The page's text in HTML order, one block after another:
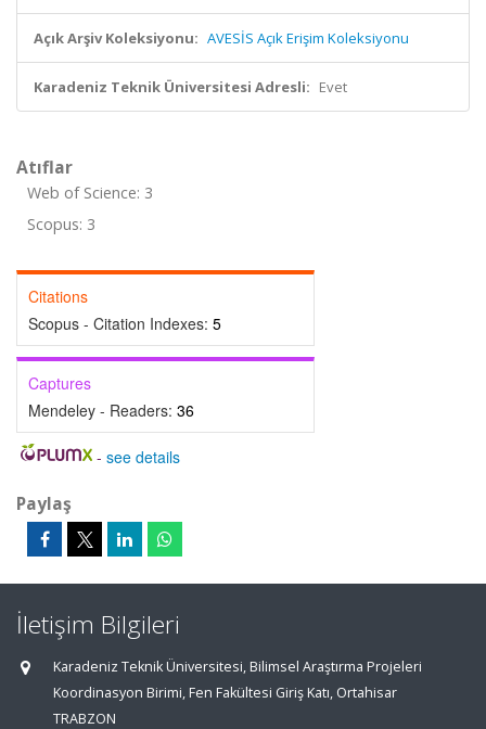
Açık Arşiv Koleksiyonu: AVESİS Açık Erişim Koleksiyonu
Karadeniz Teknik Üniversitesi Adresli: Evet
Atıflar
Web of Science: 3
Scopus: 3
Citations
Scopus - Citation Indexes: 5
Captures
Mendeley - Readers: 36
- see details
Paylaş
İletişim Bilgileri
Karadeniz Teknik Üniversitesi, Bilimsel Araştırma Projeleri
Koordinasyon Birimi, Fen Fakültesi Giriş Katı, Ortahisar
TRABZON